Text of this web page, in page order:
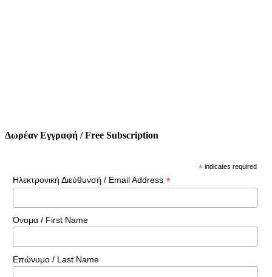
Δωρέαν Εγγραφή / Free Subscription
* indicates required
Ηλεκτρονική Διεύθυνσή / Email Address *
Όνομα / First Name
Επώνυμο / Last Name